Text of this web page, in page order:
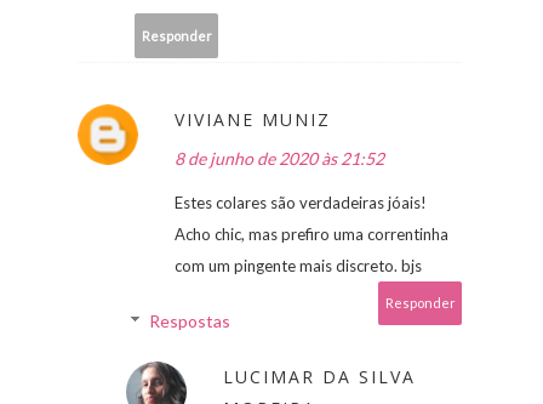
Responder
VIVIANE MUNIZ
8 de junho de 2020 às 21:52
Estes colares são verdadeiras jóais!
Acho chic, mas prefiro uma correntinha
com um pingente mais discreto. bjs
Responder
Respostas
LUCIMAR DA SILVA